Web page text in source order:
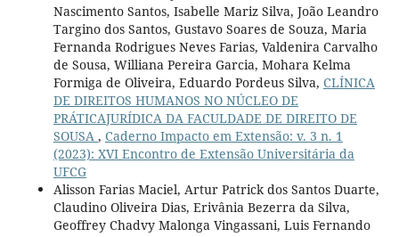
Nascimento Santos, Isabelle Mariz Silva, João Leandro
Targino dos Santos, Gustavo Soares de Souza, Maria
Fernanda Rodrigues Neves Farias, Valdenira Carvalho
de Sousa, Williana Pereira Garcia, Mohara Kelma
Formiga de Oliveira, Eduardo Pordeus Silva, CLÍNICA
DE DIREITOS HUMANOS NO NÚCLEO DE
PRÁTICAJURÍDICA DA FACULDADE DE DIREITO DE
SOUSA , Caderno Impacto em Extensão: v. 3 n. 1
(2023): XVI Encontro de Extensão Universitária da
UFCG
Alisson Farias Maciel, Artur Patrick dos Santos Duarte,
Claudino Oliveira Dias, Erivânia Bezerra da Silva,
Geoffrey Chadvy Malonga Vingassani, Luis Fernando